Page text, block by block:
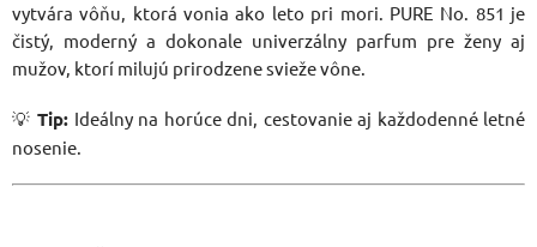
vytvára vôňu, ktorá vonia ako leto pri mori. PURE No. 851 je
čistý, moderný a dokonale univerzálny parfum pre ženy aj
mužov, ktorí milujú prirodzene svieže vône.
💡 Tip: Ideálny na horúce dni, cestovanie aj každodenné letné
nosenie.